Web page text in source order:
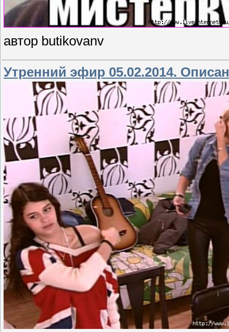
автор butikovanv
Утренний эфир 05.02.2014.